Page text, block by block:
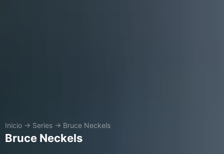
Inicio → Series → Bruce Neckels
Bruce Neckels